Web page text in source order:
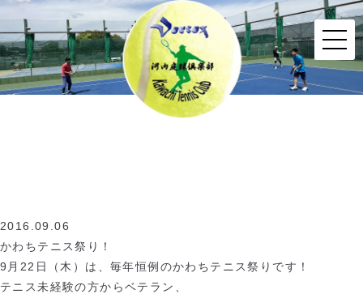
2016.09.06
かわちテニス祭り！
9月22日（木）は、毎年恒例のかわちテニス祭りです！
テニス未経験の方からベテラン、